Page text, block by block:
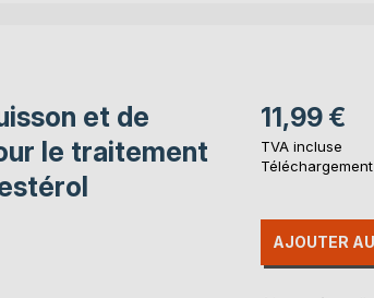
et de
le traitement
11,99 €
TVA incluse
AJOUTER